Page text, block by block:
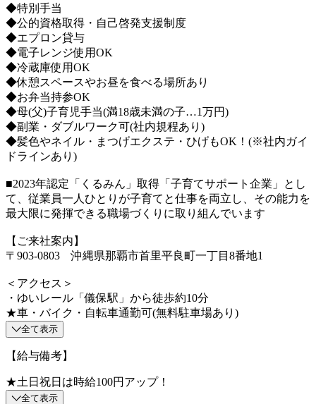
◆特別手当
◆公的資格取得・自己啓発支援制度
◆エプロン貸与
◆電子レンジ使用OK
◆冷蔵庫使用OK
◆休憩スペースやお昼を食べる場所あり
◆お弁当持参OK
◆母(父)子育児手当(満18歳未満の子…1万円)
◆副業・ダブルワーク可(社内規程あり)
◆髪色やネイル・まつげエクステ・ひげもOK！(※社内ガイ
ドラインあり)
■2023年認定「くるみん」取得「子育てサポート企業」とし
て、従業員一人ひとりが子育てと仕事を両立し、その能力を
最大限に発揮できる職場づくりに取り組んでいます
【ご来社案内】
〒903-0803 沖縄県那覇市首里平良町一丁目8番地1
＜アクセス＞
・ゆいレール「儀保駅」から徒歩約10分
★車・バイク・自転車通勤可(無料駐車場あり)
全て表示
【給与備考】
★土日祝日は時給100円アップ！
全て表示